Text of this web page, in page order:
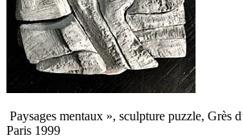
Paysages mentaux », sculpture puzzle, Grès
Paris 1999